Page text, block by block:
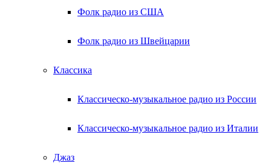
Фолк радио из США
Фолк радио из Швейцарии
Классика
Классическо-музыкальное радио из России
Классическо-музыкальное радио из Италии
Джаз